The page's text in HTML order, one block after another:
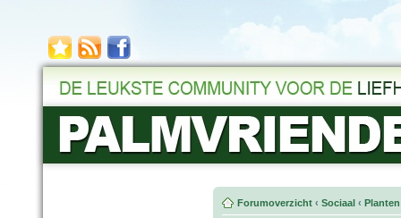
Forumoverzicht ‹ Sociaal ‹